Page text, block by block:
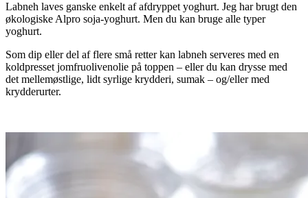
Labneh laves ganske enkelt af afdryppet yoghurt. Jeg har brugt den
økologiske Alpro soja-yoghurt. Men du kan bruge alle typer
yoghurt.
Som dip eller del af flere små retter kan labneh serveres med en
koldpresset jomfruolivenolie på toppen – eller du kan drysse med
det mellemøstlige, lidt syrlige krydderi, sumak – og/eller med
krydderurter.